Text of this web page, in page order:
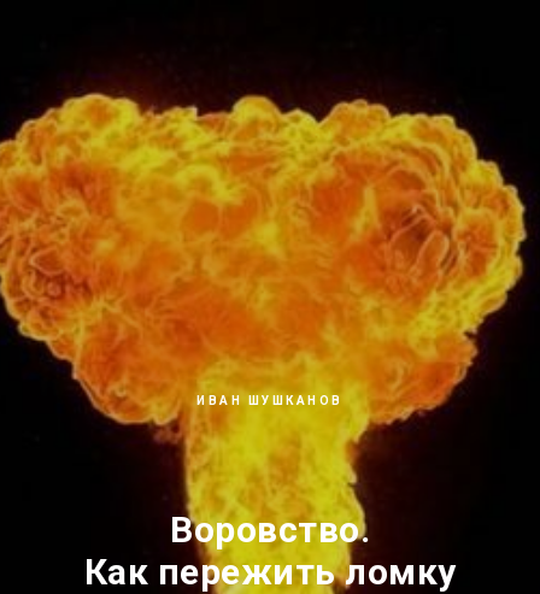
ИВАН ШУШКАНОВ
Воровство.
Как пережить ломку